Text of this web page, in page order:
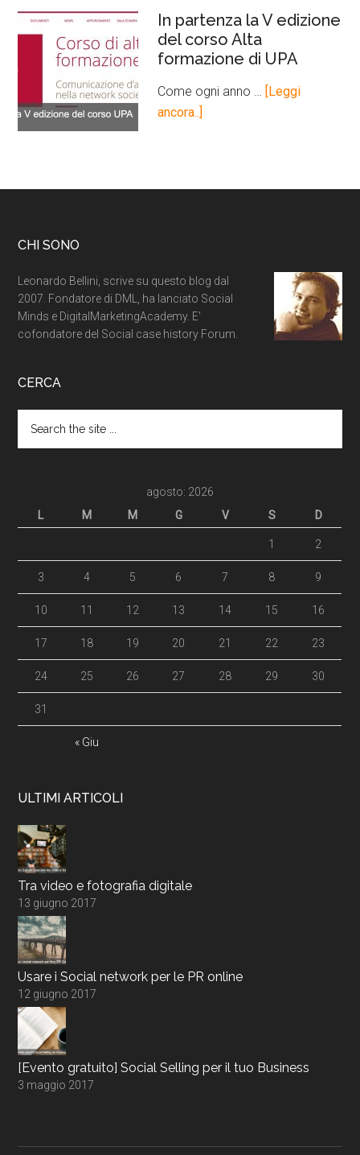
In partenza la V edizione
del corso Alta
formazione di UPA
Come ogni anno …
[Leggi
ancora..]
CHI SONO
Leonardo Bellini, scrive su questo blog dal
2007. Fondatore di DML, ha lanciato Social
Minds e DigitalMarketingAcademy. E'
cofondatore del Social case history Forum.
CERCA
agosto: 2026
L
M M G V S D
« Giu
1 2
3 4 5 6 7 8 9
10 11 12 13 14 15 16
17 18 19 20 21 22 23
24 25 26 27 28 29 30
31
ULTIMI ARTICOLI
Tra video e fotografia digitale
13 giugno 2017
Usare i Social network per le PR online
12 giugno 2017
[Evento gratuito] Social Selling per il tuo Business
3 maggio 2017